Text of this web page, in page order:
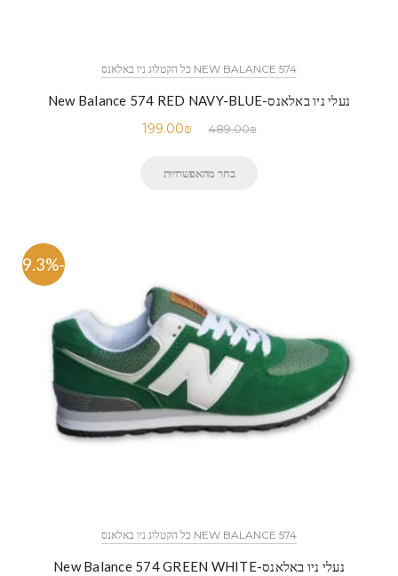
NEW BALANCE 574 כל הקטלוג ניו באלאנס
נעלי ניו באלאנס-New Balance 574 RED NAVY-BLUE
489.00₪
199.00₪
בחר מהאפשרויות
-59.3%
NEW BALANCE 574 כל הקטלוג ניו באלאנס
נעלי ניו באלאנס-New Balance 574 GREEN WHITE